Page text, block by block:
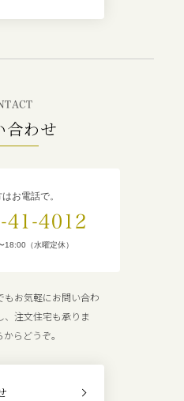
合わせ
お電話で。
41-4012
（水曜定休）
もお気軽にお問い合わ
注文住宅も承りま
らどうぞ。